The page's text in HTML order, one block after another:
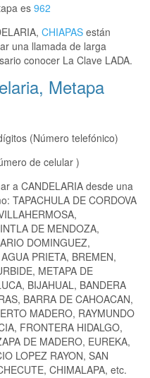
es 962
CHIAPAS están
una llamada de larga
conocer La Clave LADA.
Metapa
(Número telefónico)
de celular )
a CANDELARIA desde una
TAPACHULA DE CORDOVA
DE MENDOZA,
DOMINGUEZ,
PRIETA, BREMEN,
METAPA DE
BIJAHUAL, BANDERA
BARRA DE CAHOACAN,
MADERO, RAYMUNDO
FRONTERA HIDALGO,
DE MADERO, EUREKA,
LOPEZ RAYON, SAN
CHIMALAPA, etc.